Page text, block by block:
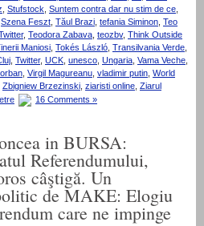
, Stufstock, Suntem contra dar nu stim de ce,
Szena Feszt, Tăul Brazi, tefania Siminon, Teo
, Teodora Zabava, teozbv, Think Outside
Maniosi, Tokés László, Transilvania Verde,
, Twitter, UCK, unesco, Ungaria, Vama Veche,
, Virgil Magureanu, vladimir putin, World
Zbigniew Brzezinski, ziaristi online, Ziarul
16 Comments »
in BURSA:
Referendumului,
câştigă. Un
de MAKE: Elogiu
care ne impinge